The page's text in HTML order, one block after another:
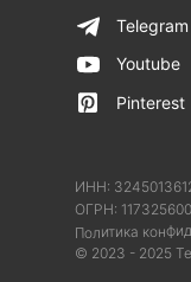
© 2023 - 2025
ИНН:
ОГРН:
Политика
Telegram
Pinterest
Youtube